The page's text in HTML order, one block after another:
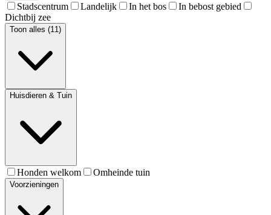
Stadscentrum Landelijk In het bos
In bebost gebied
Dichtbij zee
Toon alles (11)
Huisdieren & Tuin
Honden welkom Omheinde tuin
Voorzieningen